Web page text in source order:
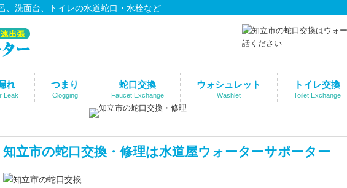
、洗面台、トイレの水道蛇口・水栓など
れ
Leak
つまり
Clogging
蛇口交換
Faucet Exchange
ウォシュレット
Washlet
トイレ交換
Toilet Exchange
知立市の蛇口交換・修理は水道屋ウォーターサポーター